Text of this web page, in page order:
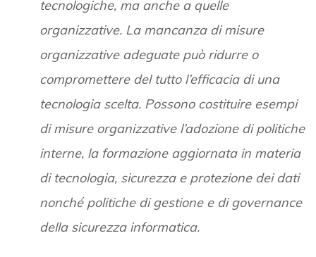
tecnologiche, ma anche a quelle
organizzative. La mancanza di misure
organizzative adeguate può ridurre o
compromettere del tutto l’efficacia di una
tecnologia scelta. Possono costituire esempi
di misure organizzative l’adozione di politiche
interne, la formazione aggiornata in materia
di tecnologia, sicurezza e protezione dei dati
nonché politiche di gestione e di governance
della sicurezza informatica.